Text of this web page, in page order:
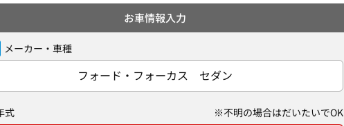
お車情報入力
メーカー・車種
フォード・フォーカス セダン
式 ※不明の場合はだいたいでOK